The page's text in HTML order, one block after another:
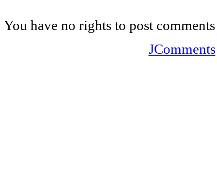
You have no rights to post comments
JComments